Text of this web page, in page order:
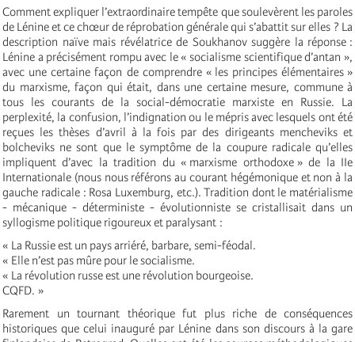
Comment expliquer l’extraordinaire tempête que soulevèrent les paroles
de Lénine et ce chœur de réprobation générale qui s’abattit sur elles ? La
description naïve mais révélatrice de Soukhanov suggère la réponse :
Lénine a précisément rompu avec le « socialisme scientifique d’antan »,
avec une certaine façon de comprendre « les principes élémentaires »
du marxisme, façon qui était, dans une certaine mesure, commune à
tous les courants de la social-démocratie marxiste en Russie. La
perplexité, la confusion, l’indignation ou le mépris avec lesquels ont été
reçues les thèses d’avril à la fois par des dirigeants mencheviks et
bolcheviks ne sont que le symptôme de la coupure radicale qu’elles
impliquent d’avec la tradition du « marxisme orthodoxe » de la IIe
Internationale (nous nous référons au courant hégémonique et non à la
gauche radicale : Rosa Luxemburg, etc.). Tradition dont le matérialisme
- mécanique - déterministe - évolutionniste se cristallisait dans un
syllogisme politique rigoureux et paralysant :
« La Russie est un pays arriéré, barbare, semi-féodal.
« Elle n’est pas mûre pour le socialisme.
« La révolution russe est une révolution bourgeoise.
CQFD. »
Rarement un tournant théorique fut plus riche de conséquences
historiques que celui inauguré par Lénine dans son discours à la gare